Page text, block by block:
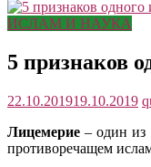
ИСЛАМ И НАУКА
5 признаков
22.10.201919.10.2019
Лицемерие – один из
противоречащем